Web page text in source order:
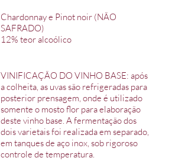
Chardonnay e Pinot noir (NÃO
SAFRADO)
12% teor alcoólico
VINIFICAÇÃO DO VINHO BASE: após
a colheita, as uvas são refrigeradas para
posterior prensagem, onde é utilizado
somente o mosto flor para elaboração
deste vinho base. A fermentação dos
dois varietais foi realizada em separado,
em tanques de aço inox, sob rigoroso
controle de temperatura.